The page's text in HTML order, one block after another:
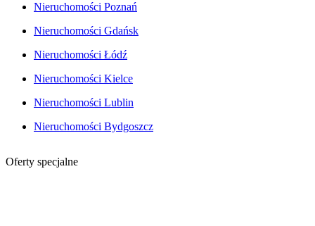
Nieruchomości Poznań
Nieruchomości Gdańsk
Nieruchomości Łódź
Nieruchomości Kielce
Nieruchomości Lublin
Nieruchomości Bydgoszcz
Oferty specjalne